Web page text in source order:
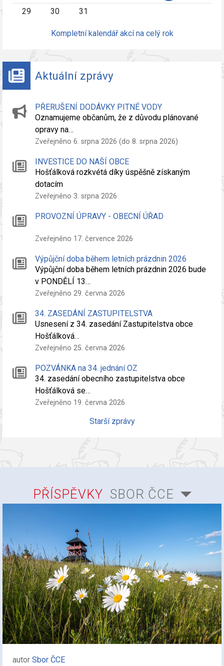
29
30 31
Kompletní kalendář akcí na celý rok
Aktuální zprávy
PŘERUŠENÍ DODÁVKY PITNÉ VODY
Oznamujeme občanům, že z důvodu plánované
opravy na…
Zveřejněno 6. srpna 2026 (do 8. srpna 2026)
INVESTICE DO NAŠÍ OBCE
Hošťálková rozkvétá díky úspěšně získaným
dotacím
Zveřejněno 3. srpna 2026
PROVOZNÍ ÚPRAVY - OBECNÍ ÚŘAD
Zveřejněno 17. července 2026
Výpůjční doba během letních prázdnin 2026
Výpůjční doba během letních prázdnin 2026 bude
v PONDĚLÍ 13…
Zveřejněno 29. června 2026
34. ZASEDÁNÍ ZASTUPITELSTVA
Usnesení z 34. zasedání Zastupitelstva obce
Hošťálková…
Zveřejněno 25. června 2026
POZVÁNKA na 34. jednání OZ
34. zasedání obecního zastupitelstva obce
Hošťálková se…
Zveřejněno 19. června 2026
Starší zprávy
PŘÍSPĚVKY SBOR ČCE
autor Sbor ČCE